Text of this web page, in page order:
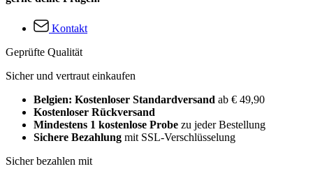
Kontakt
Geprüfte Qualität
Sicher und vertraut einkaufen
Belgien: Kostenloser Standardversand ab € 49,90
Kostenloser Rückversand
Mindestens 1 kostenlose Probe zu jeder Bestellung
Sichere Bezahlung mit SSL-Verschlüsselung
Sicher bezahlen mit